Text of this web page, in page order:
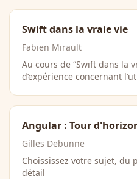
Swift dans la vraie vie
Fabien Mirault
Au cours de “Swift dans la
d’expérience concernant
Angular : Tour
Gilles Debunne
Choississez votre sujet,
détail